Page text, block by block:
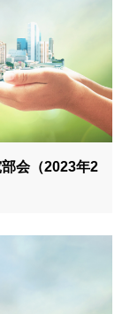
会（2023年2